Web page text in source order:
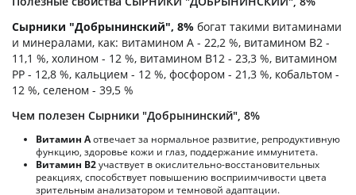
Сырники "Добрынинский", 8% богат такими витаминами
и минералами, как: витамином А - 22,2 %, витамином B2 -
11,1 %, холином - 12 %, витамином B12 - 23,3 %, витамином
PP - 12,8 %, кальцием - 12 %, фосфором - 21,3 %, кобальтом -
12 %, селеном - 39,5 %
Чем полезен Сырники "Добрынинский", 8%
Витамин Аотвечает за нормальное развитие, репродуктивную
функцию, здоровье кожи и глаз, поддержание иммунитета.
Витамин В2участвует в окислительно-восстановительных
реакциях, способствует повышению восприимчивости цвета
зрительным анализатором и темновой адаптации.